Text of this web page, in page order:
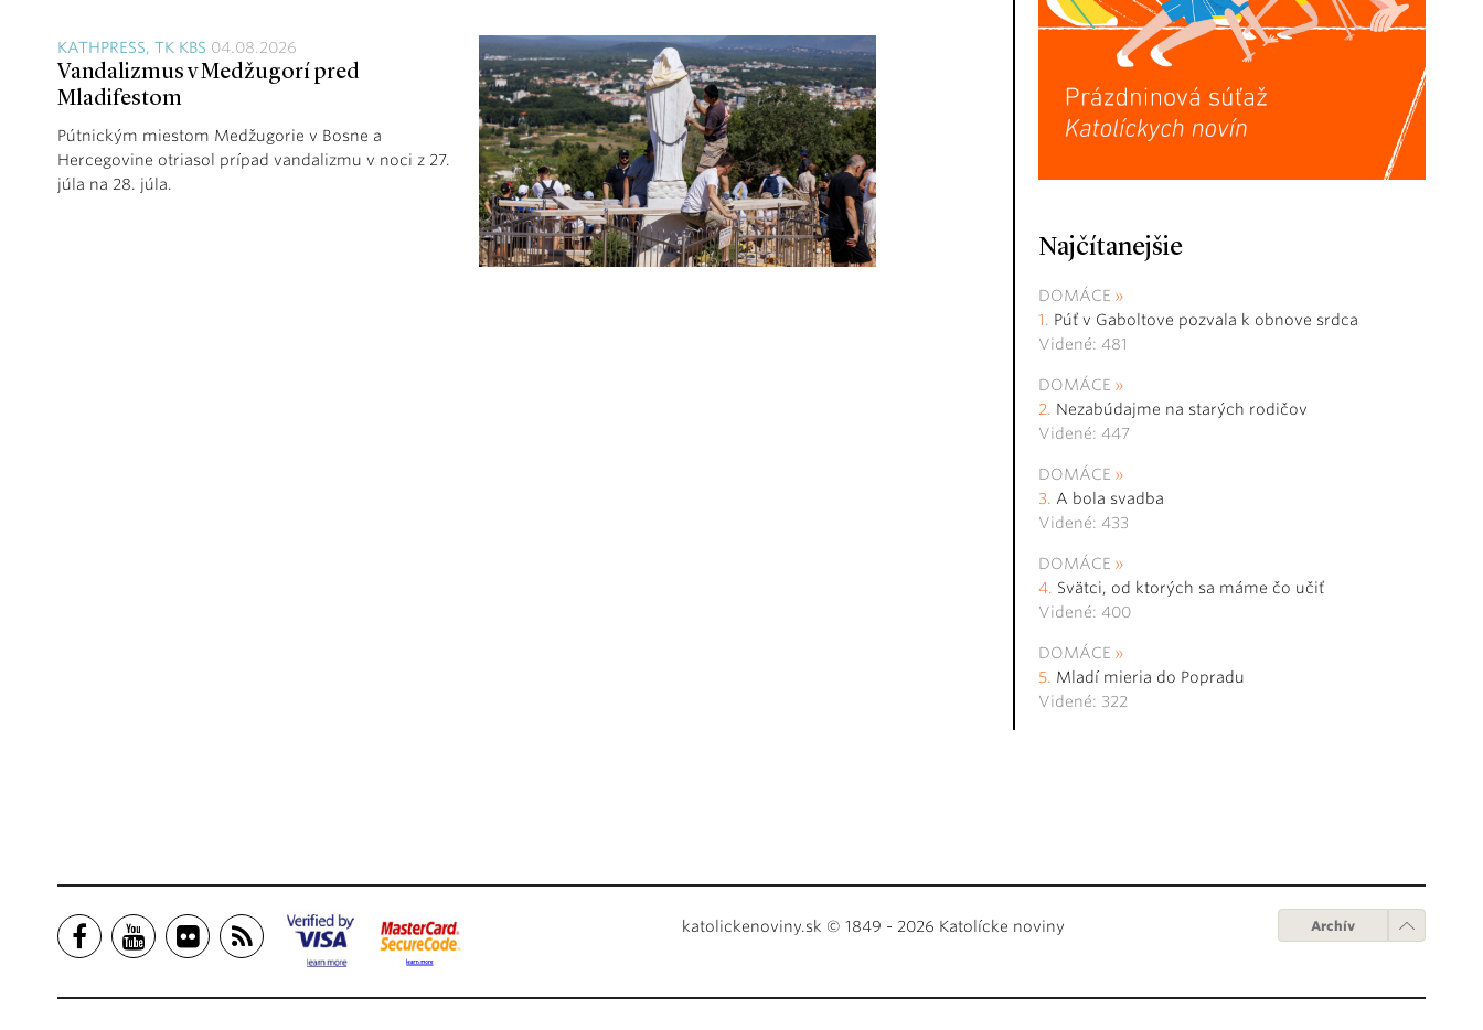
KATHPRESS, TK KBS 04.08.2026
Vandalizmus v Medžugorí pred
Mladifestom
Pútnickým miestom Medžugorie v Bosne a
Hercegovine otriasol prípad vandalizmu v noci z 27.
júla na 28. júla.
Najčítanejšie
DOMÁCE
Púť v Gaboltove pozvala k obnove srdca
Videné: 481
DOMÁCE
Nezabúdajme na starých rodičov
Videné: 447
DOMÁCE
A bola svadba
Videné: 433
DOMÁCE
Svätci, od ktorých sa máme čo učiť
Videné: 400
DOMÁCE
Mladí mieria do Popradu
Videné: 322
katolickenoviny.sk © 1849 - 2026 Katolícke noviny Archív